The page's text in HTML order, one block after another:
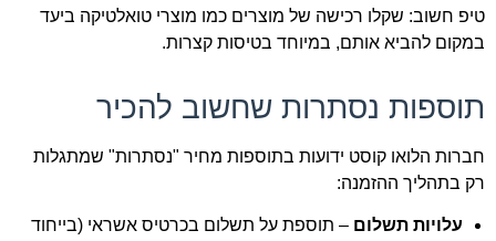
טיפ חשוב: שקלו רכישה של מוצרים כמו מוצרי טואלטיקה ביעד
במקום להביא אותם, במיוחד בטיסות קצרות.
תוספות נסתרות שחשוב להכיר
חברות הלואו קוסט ידועות בתוספות מחיר "נסתרות" שמתגלות
רק בתהליך ההזמנה:
עלויות תשלום – תוספת על תשלום בכרטיס אשראי (בייחוד